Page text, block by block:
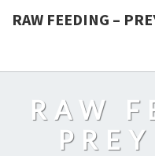
RAW FEEDING –
RAW